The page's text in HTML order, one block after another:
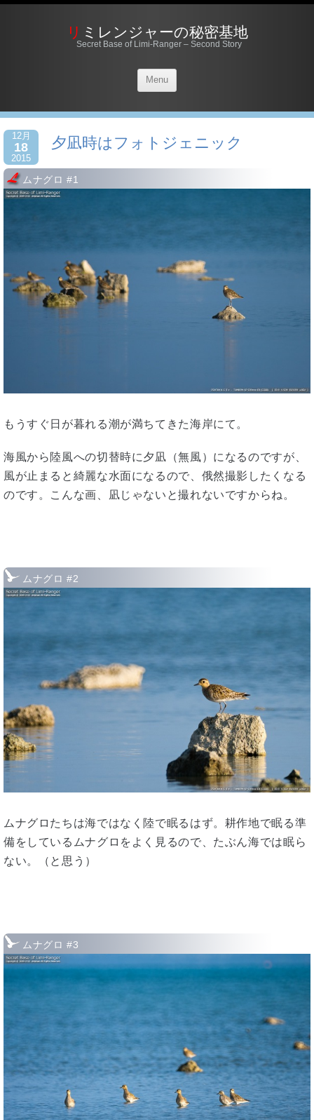
リミレンジャーの秘密基地
Secret Base of Limi-Ranger – Second Story
Menu
12月
18
2015
夕凪時はフォトジェニック
ムナグロ #1
もうすぐ日が暮れる潮が満ちてきた海岸にて。
海風から陸風への切替時に夕凪（無風）になるのですが、
風が止まると綺麗な水面になるので、俄然撮影したくなる
のです。こんな画、凪じゃないと撮れないですからね。
ムナグロ #2
ムナグロたちは海ではなく陸で眠るはず。耕作地で眠る準
備をしているムナグロをよく見るので、たぶん海では眠ら
ない。（と思う）
ムナグロ #3